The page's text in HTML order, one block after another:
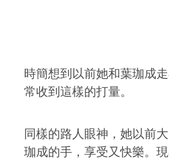
時簡想到以前她和葉珈成
常收到這樣的打量。
同樣的路人眼神，她以前
珈成的手，享受又快樂。